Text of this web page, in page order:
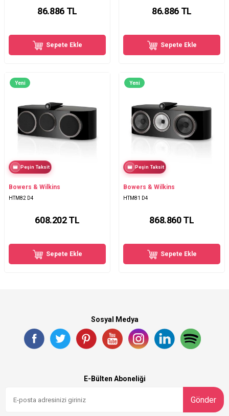
86.886TL
Sepete Ekle
86.886TL
Sepete Ekle
Yeni
Peşin Taksit
Bowers & Wilkins
HTM82 D4
608.202TL
Sepete Ekle
Yeni
Peşin Taksit
Bowers & Wilkins
HTM81 D4
868.860TL
Sepete Ekle
Sosyal Medya
E-Bülten Aboneliği
Gönder